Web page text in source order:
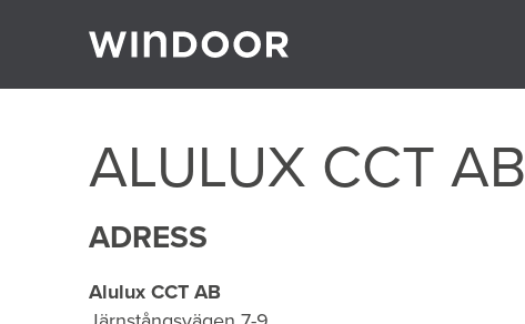
ALULUX CCT AB
ADRESS
Alulux CCT AB